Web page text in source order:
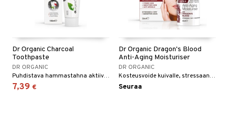
Dr Organic Charcoal
Toothpaste
DR ORGANIC
Puhdistava hammastahna aktiivihiilellä.
7,39 €
Dr Organic Dragon's Blood
Anti-Aging Moisturiser
DR ORGANIC
Kosteusvoide kuivalle, stressaantuneelle ja herkälle iholle.
Seuraa